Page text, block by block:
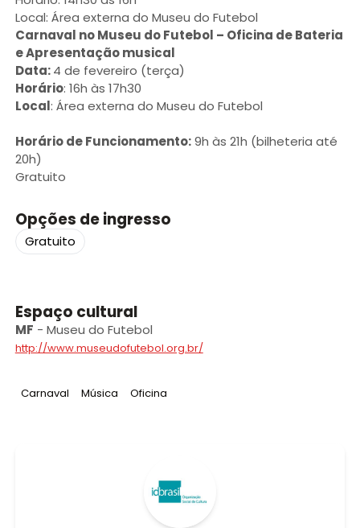
Local: Área externa do Museu do Futebol
Carnaval no Museu do Futebol – Oficina de Bateria
e Apresentação musical
Data:4 de fevereiro (terça)
Horário: 16h às 17h30
Local: Área externa do Museu do Futebol
Horário de Funcionamento:9h às 21h (bilheteria até
20h)
Gratuito
Opções de ingresso
Gratuito
Espaço cultural
MF - Museu do Futebol
http://www.museudofutebol.org.br/
Tag:
Carnaval Tag:
Música Tag:
Oficina